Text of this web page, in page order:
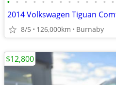
2014 Volkswagen Tiguan
8/5 126,000km Burnaby
$12,800